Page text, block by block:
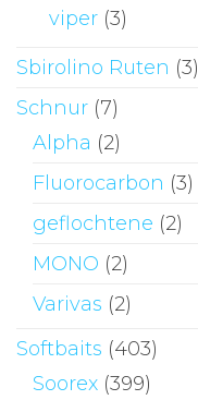
viper (3)
Sbirolino Ruten (3)
Schnur (7)
Alpha (2)
Fluorocarbon (3)
geflochtene (2)
MONO (2)
Varivas (2)
Softbaits (403)
Soorex (399)